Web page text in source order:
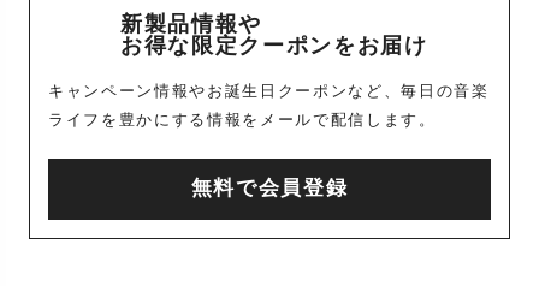
新製品情報や
お得な限定クーポンをお届け
キャンペーン情報やお誕生日クーポンなど、毎日の音楽
ライフを豊かにする情報をメールで配信します。
無料で会員登録